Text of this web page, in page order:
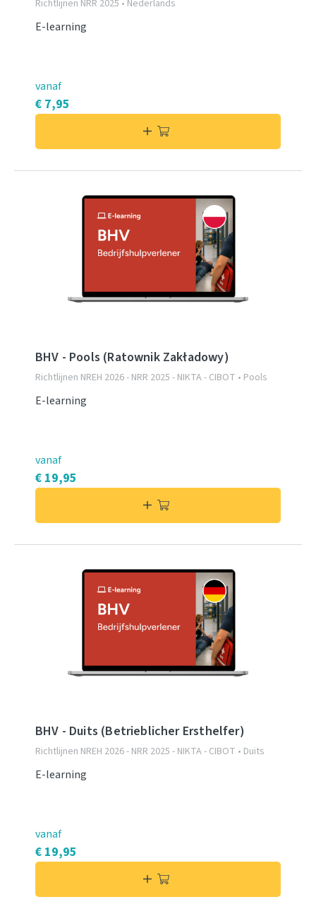
Richtlijnen NRR 2025 • Nederlands
E-learning
vanaf
€ 7,95
BHV - Pools (Ratownik Zakładowy)
Richtlijnen NREH 2026 - NRR 2025 - NIKTA - CIBOT • Pools
E-learning
vanaf
€ 19,95
BHV - Duits (Betrieblicher Ersthelfer)
Richtlijnen NREH 2026 - NRR 2025 - NIKTA - CIBOT • Duits
E-learning
vanaf
€ 19,95